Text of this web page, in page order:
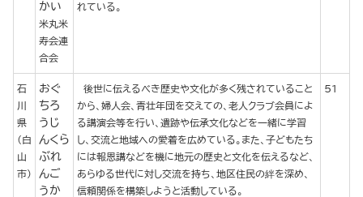
かい
米丸米
寿会連
合会
れている。
石
川
県
（白
山
市）
おぐ
ちろ
うじ
んくら
ぶれ
んご
うか
後世に伝えるべき歴史や文化が多く残されていること
から、婦人会、青壮年団を交えての、老人クラブ会員によ
る講演会等を行い、遺跡や伝承文化などを一緒に学習
し、交流と地域への愛着を広めている。また、子どもたち
には報恩講などを機に地元の歴史と文化を伝えるなど、
あらゆる世代に対し交流を持ち、地区住民の絆を深め、
信頼関係を構築しようと活動している。
51